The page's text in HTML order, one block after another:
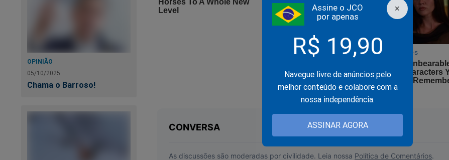
×
Assine o JCO
por apenas
R$ 19,90
Navegue livre de anúncios pelo
melhor conteúdo e colabore com a
nossa independência.
ASSINAR AGORA
OPINIÃO
05/10/2025
Chama o Barroso!
Luto na TV: Ator e comediante de ‘Cheers’, morre aos 76 anos